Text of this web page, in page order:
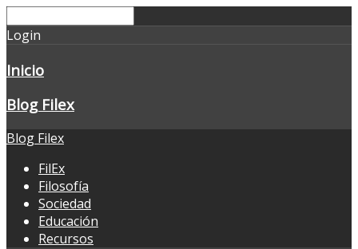
Login
Inicio
Blog Filex
Blog Filex
FilEx
Filosofía
Sociedad
Educación
Recursos